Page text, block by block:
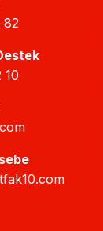
82
10